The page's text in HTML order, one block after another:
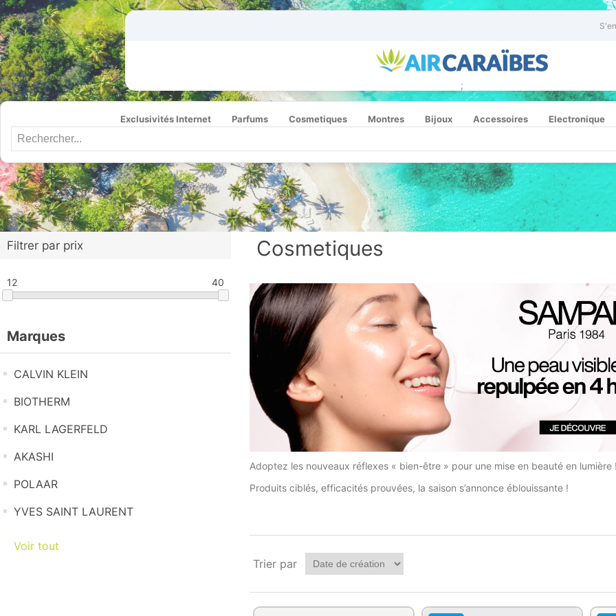
;
Exclusivités Internet Parfums Cosmetiques Montres Bijoux Accessoires Electronique
Filtrer par prix
12 40
Marques
CALVIN KLEIN
BIOTHERM
KARL LAGERFELD
AKASHI
POLAAR
YVES SAINT LAURENT
Voir tout
Cosmetiques
Adoptez les nouveaux réflexes « bien-être » pour une mise en beauté en lumière
Produits ciblés, efficacités prouvées, la saison s’annonce éblouissante !
Trier par